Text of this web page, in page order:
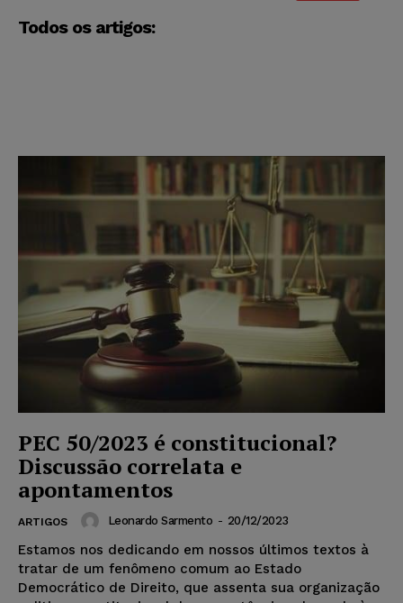
Todos os artigos:
PEC 50/2023 é constitucional?
Discussão correlata e
apontamentos
ARTIGOS Leonardo Sarmento - 20/12/2023
Estamos nos dedicando em nossos últimos textos à
tratar de um fenômeno comum ao Estado
Democrático de Direito, que assenta sua organização